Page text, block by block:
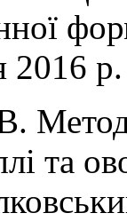
2016 р.
та